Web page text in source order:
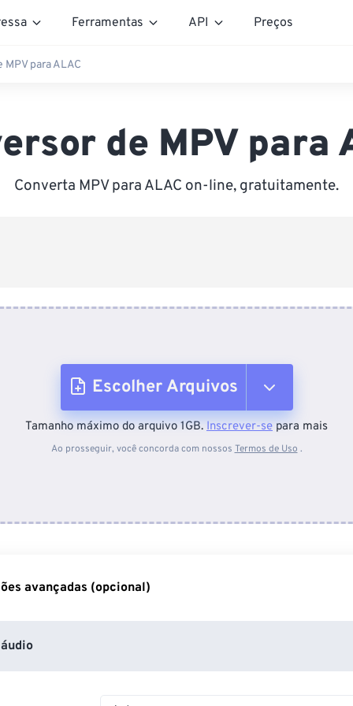
Ferramentas API Preços
para ALAC
de MPV para
Converta MPV para ALAC on-line, gratuitamente.
Escolher Arquivos
Do dispositivo
Tamanho máximo do arquivo 1GB. Inscrever-se para mais
Ao prosseguir, você concorda com nossos Termos de Uso .
avançadas (opcional)